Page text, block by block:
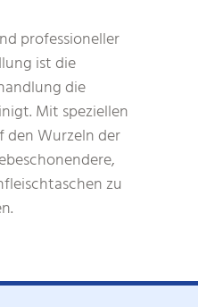
professioneller
ist die
die
Mit speziellen
Wurzeln der
zu